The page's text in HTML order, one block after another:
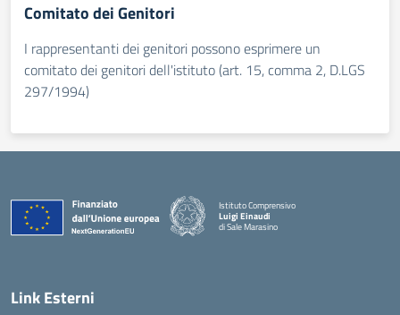
Comitato dei Genitori
I rappresentanti dei genitori possono esprimere un
comitato dei genitori dell'istituto (art. 15, comma 2, D.LGS
297/1994)
Istituto Comprensivo
Luigi Einaudi
di Sale Marasino
Link Esterni